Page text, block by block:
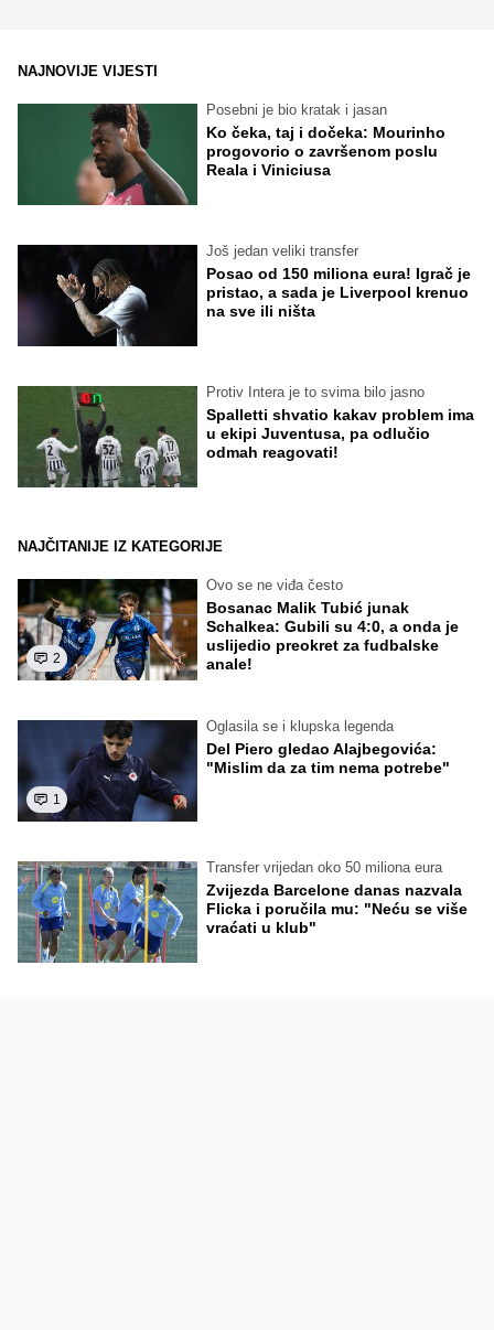
NAJNOVIJE VIJESTI
Posebni je bio kratak i jasan
Ko čeka, taj i dočeka: Mourinho
progovorio o završenom poslu
Reala i Viniciusa
Još jedan veliki transfer
Posao od 150 miliona eura! Igrač je
pristao, a sada je Liverpool krenuo
na sve ili ništa
Protiv Intera je to svima bilo jasno
Spalletti shvatio kakav problem ima
u ekipi Juventusa, pa odlučio
odmah reagovati!
NAJČITANIJE IZ KATEGORIJE
2
Ovo se ne viđa često
Bosanac Malik Tubić junak
Schalkea: Gubili su 4:0, a onda je
uslijedio preokret za fudbalske
anale!
1
Oglasila se i klupska legenda
Del Piero gledao Alajbegovića:
"Mislim da za tim nema potrebe"
Transfer vrijedan oko 50 miliona eura
Zvijezda Barcelone danas nazvala
Flicka i poručila mu: "Neću se više
vraćati u klub"